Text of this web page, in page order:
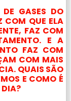
GASES DO
COM QUE ELA
FAZ COM
E A
FAZ COM
COM MAIS
QUAIS SÃO
E COMO É
DIA?